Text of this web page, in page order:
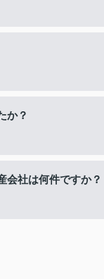
か？
会社は何件ですか？